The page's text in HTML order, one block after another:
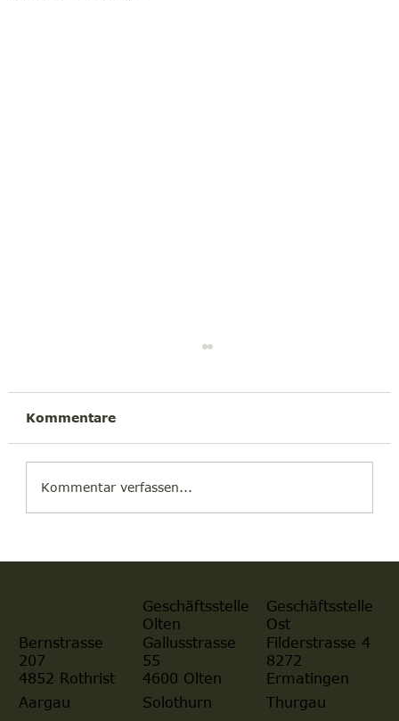
Kommentare
Kommentar verfassen...
Bernstrasse
207
4852 Rothrist
Geschäftsstelle
Olten
Gallusstrasse
55
4600 Olten
Geschäftsstelle
Ost
Filderstrasse 4
8272
Ermatingen
Aargau
Solothurn Thurgau